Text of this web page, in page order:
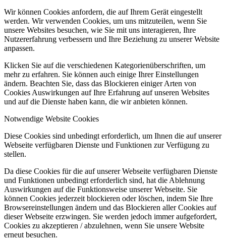
Wir können Cookies anfordern, die auf Ihrem Gerät eingestellt
werden. Wir verwenden Cookies, um uns mitzuteilen, wenn Sie
unsere Websites besuchen, wie Sie mit uns interagieren, Ihre
Nutzererfahrung verbessern und Ihre Beziehung zu unserer Website
anpassen.
Klicken Sie auf die verschiedenen Kategorienüberschriften, um
mehr zu erfahren. Sie können auch einige Ihrer Einstellungen
ändern. Beachten Sie, dass das Blockieren einiger Arten von
Cookies Auswirkungen auf Ihre Erfahrung auf unseren Websites
und auf die Dienste haben kann, die wir anbieten können.
Notwendige Website Cookies
Diese Cookies sind unbedingt erforderlich, um Ihnen die auf unserer
Webseite verfügbaren Dienste und Funktionen zur Verfügung zu
stellen.
Da diese Cookies für die auf unserer Webseite verfügbaren Dienste
und Funktionen unbedingt erforderlich sind, hat die Ablehnung
Auswirkungen auf die Funktionsweise unserer Webseite. Sie
können Cookies jederzeit blockieren oder löschen, indem Sie Ihre
Browsereinstellungen ändern und das Blockieren aller Cookies auf
dieser Webseite erzwingen. Sie werden jedoch immer aufgefordert,
Cookies zu akzeptieren / abzulehnen, wenn Sie unsere Website
erneut besuchen.